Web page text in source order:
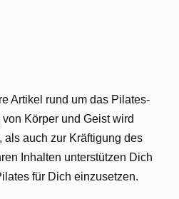
Artikel rund um das Pilates-
Körper und Geist wird
auch zur Kräftigung des
Inhalten unterstützen Dich
für Dich einzusetzen.